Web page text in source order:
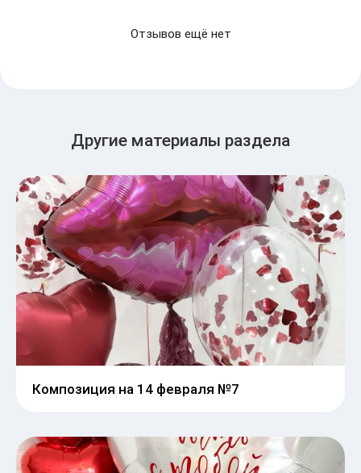
Отзывов ещё нет
Другие материалы раздела
Композиция на 14 февраля №7